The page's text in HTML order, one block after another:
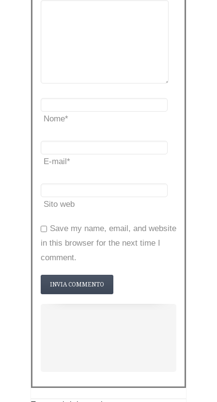
Nome*
E-mail*
Sito web
Save my name, email, and website
in this browser for the next time I
comment.